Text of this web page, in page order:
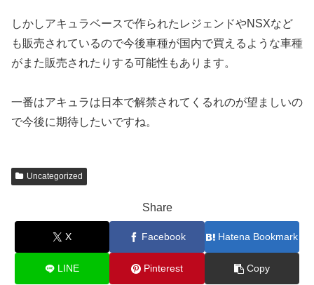
しかしアキュラベースで作られたレジェンドやNSXなど
も販売されているので今後車種が国内で買えるような車種
がまた販売されたりする可能性もあります。
一番はアキュラは日本で解禁されてくるれのが望ましいの
で今後に期待したいですね。
Uncategorized
Share
X Facebook Hatena Bookmark
LINE Pinterest Copy